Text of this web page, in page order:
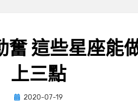
奮 這些星座能
上三點
by小編
Posted
2020-07-19